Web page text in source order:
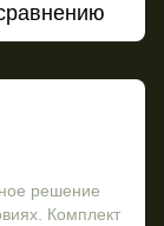
решение
Комплект